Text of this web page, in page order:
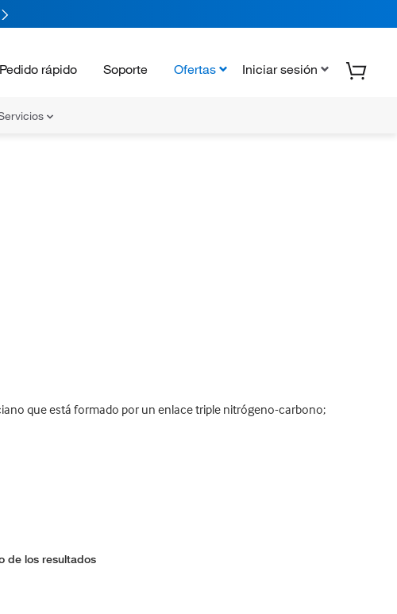
Pedido rápido Soporte Ofertas Iniciar sesión
que está formado por un enlace triple nitrógeno-carbono;
de los resultados